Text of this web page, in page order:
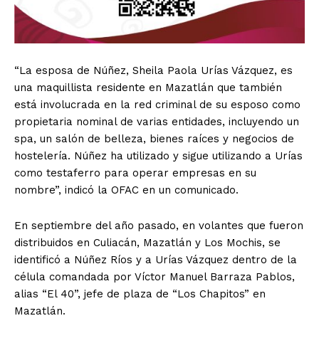
“La esposa de Núñez, Sheila Paola Urías Vázquez, es
una maquillista residente en Mazatlán que también
está involucrada en la red criminal de su esposo como
propietaria nominal de varias entidades, incluyendo un
spa, un salón de belleza, bienes raíces y negocios de
hostelería. Núñez ha utilizado y sigue utilizando a Urías
como testaferro para operar empresas en su
nombre”, indicó la OFAC en un comunicado.
En septiembre del año pasado, en volantes que fueron
distribuidos en Culiacán, Mazatlán y Los Mochis, se
identificó a Núñez Ríos y a Urías Vázquez dentro de la
célula comandada por Víctor Manuel Barraza Pablos,
alias “El 40”, jefe de plaza de “Los Chapitos” en
Mazatlán.